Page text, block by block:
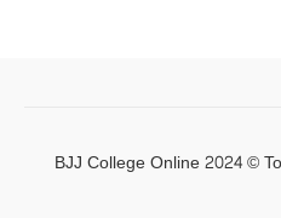
BJJ College Online 2024 ©